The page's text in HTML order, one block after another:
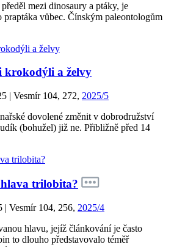
mezi dinosaury a ptáky, je
praptáka vůbec. Čínským paleontologům
krokodýli a želvy
| Vesmír 104, 272, 2025/5
dovolené změnit v dobrodružství
(bohužel) již ne. Přibližně před 14
trilobita?
| Vesmír 104, 256, 2025/4
hlavu, jejíž článkování je často
to dlouho představovalo téměř